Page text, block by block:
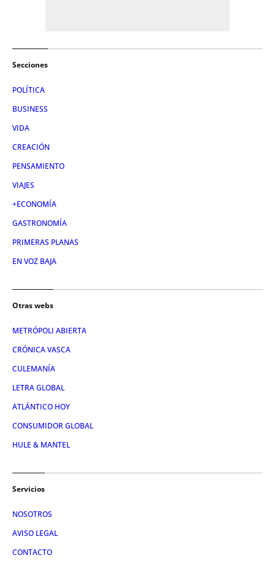
Secciones
POLÍTICA
BUSINESS
VIDA
CREACIÓN
PENSAMIENTO
VIAJES
+ECONOMÍA
GASTRONOMÍA
PRIMERAS PLANAS
EN VOZ BAJA
Otras webs
METRÓPOLI ABIERTA
CRÓNICA VASCA
CULEMANÍA
LETRA GLOBAL
ATLÁNTICO HOY
CONSUMIDOR GLOBAL
HULE & MANTEL
Servicios
NOSOTROS
AVISO LEGAL
CONTACTO